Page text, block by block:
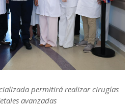
permitirá realizar cirugías
avanzadas